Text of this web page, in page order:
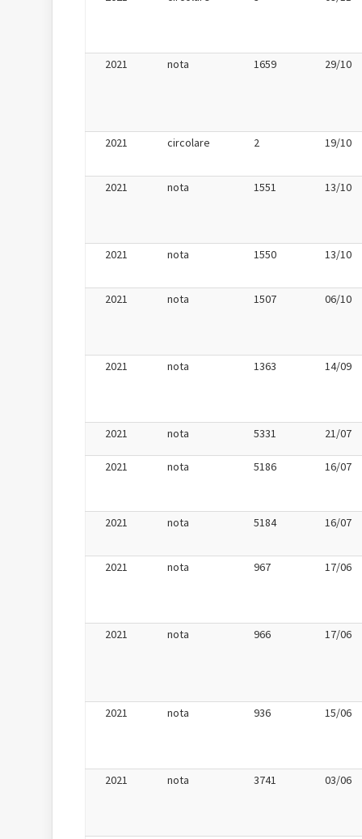
2021 nota 1659 29/10
2021 circolare 2 19/10
2021 nota 1551 13/10
2021 nota 1550 13/10
2021 nota 1507 06/10
2021 nota 1363 14/09
2021 nota 5331 21/07
2021 nota 5186 16/07
2021 nota 5184 16/07
2021 nota 967 17/06
2021 nota 966 17/06
2021 nota 936 15/06
2021 nota 3741 03/06